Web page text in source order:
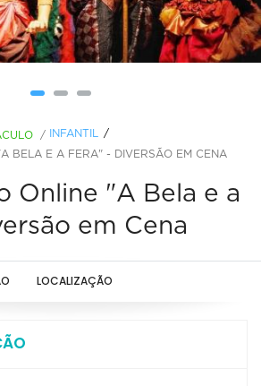
/
INFANTIL
BELA E A FERA" - DIVERSÃO EM CENA
Online "A Bela e a
em Cena
LOCALIZAÇÃO